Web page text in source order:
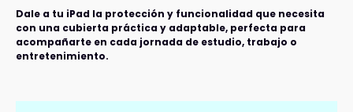
Dale a tu iPad la protección y funcionalidad que necesita
con una cubierta práctica y adaptable, perfecta para
acompañarte en cada jornada de estudio, trabajo o
entretenimiento.